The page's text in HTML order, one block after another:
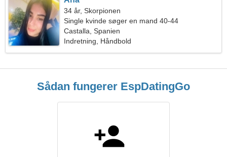
34 år, Skorpionen
Single kvinde søger en mand 40-44
Castalla, Spanien
Indretning, Håndbold
Sådan fungerer EspDatingGo